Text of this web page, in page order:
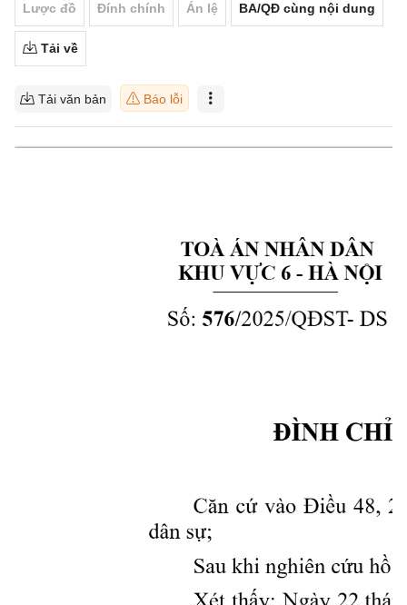
Lược đồ Đính chính Án lệ BA/QĐ cùng nội dung
Tải về
Tải văn bản Báo lỗi